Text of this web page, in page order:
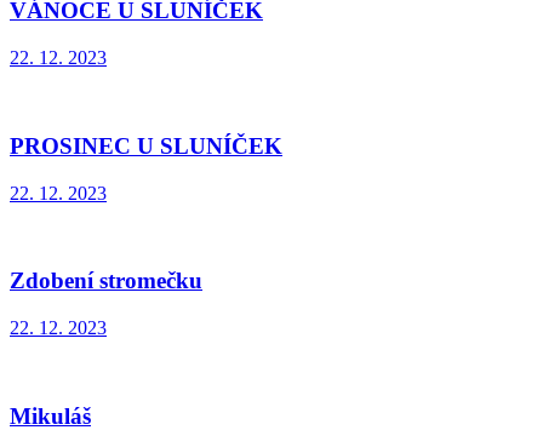
VÁNOCE U SLUNÍČEK
22. 12. 2023
PROSINEC U SLUNÍČEK
22. 12. 2023
Zdobení stromečku
22. 12. 2023
Mikuláš